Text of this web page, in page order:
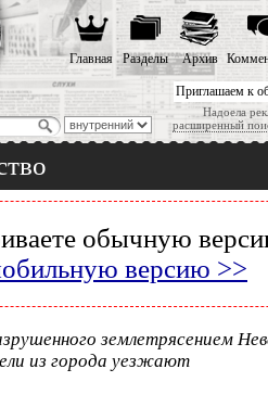
Приглашаем к
Надоела
расширенный
Главная Разделы Архив
обычную
версию >>
землетрясением
из города уезжают